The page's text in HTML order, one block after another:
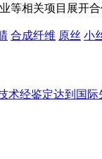
等相关项目展开合
合成纤维 原丝 小
术经鉴定达到国际